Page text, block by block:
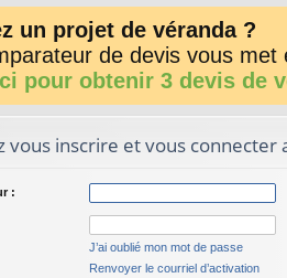
un projet de véranda ?
de devis vous
pour obtenir 3 devis de
vous inscrire et vous
:
J’ai oublié mon mot de passe
Renvoyer le courriel d’activation